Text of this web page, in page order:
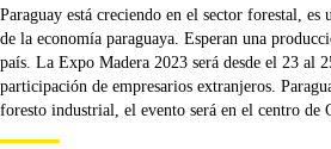
Paraguay está creciendo en el sector forestal,
de la economía paraguaya. Esperan una
país. La Expo Madera 2023 será desde el 23 al
participación de empresarios extranjeros.
foresto industrial, el evento será en el centro de